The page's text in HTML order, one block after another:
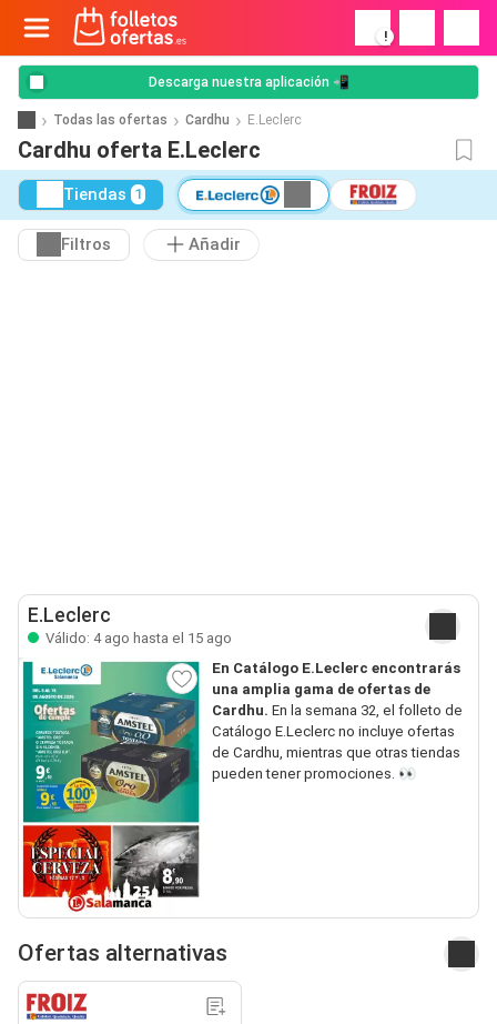
!
Descarga nuestra aplicación 📲
Todas las ofertas Cardhu E.Leclerc
Cardhu oferta E.Leclerc
Tiendas 1
Filtros Añadir
E.Leclerc
Válido: 4 ago hasta el 15 ago
En Catálogo E.Leclerc encontrarás
una amplia gama de ofertas de
Cardhu. En la semana 32, el folleto de
Catálogo E.Leclerc no incluye ofertas
de Cardhu, mientras que otras tiendas
pueden tener promociones. 👀
Ofertas alternativas